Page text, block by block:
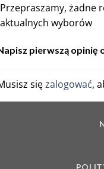
Przepraszamy, żadne
aktualnych wyborów
pierwszą opinię
sięzalogować,